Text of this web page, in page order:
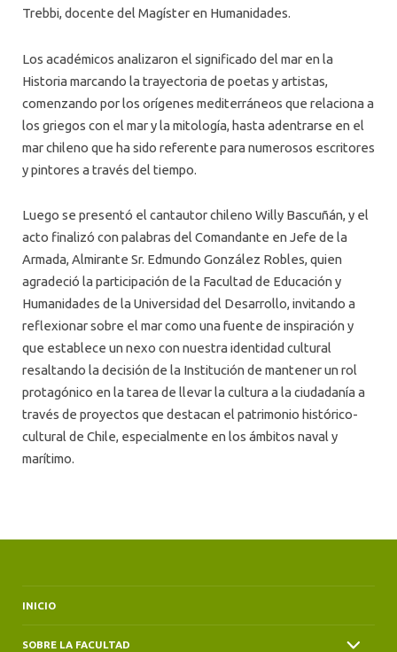
Trebbi, docente del Magíster en Humanidades.
Los académicos analizaron el significado del mar en la
Historia marcando la trayectoria de poetas y artistas,
comenzando por los orígenes mediterráneos que relaciona a
los griegos con el mar y la mitología, hasta adentrarse en el
mar chileno que ha sido referente para numerosos escritores
y pintores a través del tiempo.
Luego se presentó el cantautor chileno Willy Bascuñán, y el
acto finalizó con palabras del Comandante en Jefe de la
Armada, Almirante Sr. Edmundo González Robles, quien
agradeció la participación de la Facultad de Educación y
Humanidades de la Universidad del Desarrollo, invitando a
reflexionar sobre el mar como una fuente de inspiración y
que establece un nexo con nuestra identidad cultural
resaltando la decisión de la Institución de mantener un rol
protagónico en la tarea de llevar la cultura a la ciudadanía a
través de proyectos que destacan el patrimonio histórico-
cultural de Chile, especialmente en los ámbitos naval y
marítimo.
INICIO
SOBRE LA FACULTAD